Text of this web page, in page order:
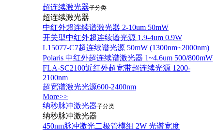
超连续激光器子分类
超连续激光器
中红外超连续谱激光器 2-10um 50mW
开关型中红外超连续谱光源 1.9-4um 0.9W
L15077-C7超连续谱光源 50mW (1300nm~2000nm)
Polaris 中红外超连续谱激光器 1~4.6um 500/800mW
FLA-SC2100近红外超宽带超连续光源 1200-
2100nm
超宽谱激光光源600-2400nm
More>>
纳秒脉冲激光器子分类
纳秒脉冲激光器
450nm脉冲激光二极管模组 2W 光谱宽度